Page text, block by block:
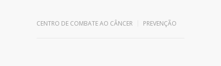
CENTRO DE COMBATE AO CÂNCER PREVENÇÃO